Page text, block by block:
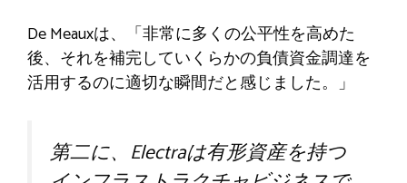
De Meauxは、「非常に多くの公平性を高めた
後、それを補完していくらかの負債資金調達を
活用するのに適切な瞬間だと感じました。」
第二に、Electraは有形資産を持つ